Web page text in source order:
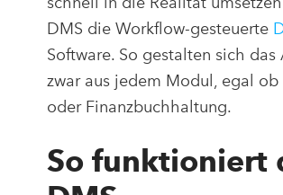
DMS die Workflow-gesteuerte
Software. So gestalten sich
zwar aus jedem Modul, egal
oder Finanzbuchhaltung.
So funktioniert